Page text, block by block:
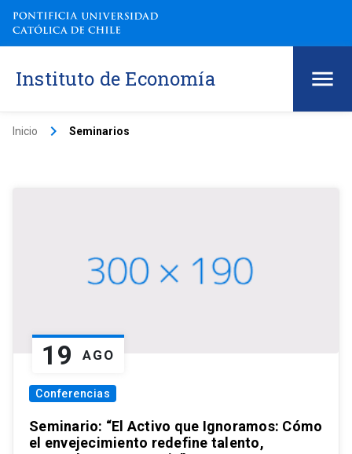
Instituto de Economía
Inicio keyboard_arrow_right Seminarios
19 AGO
Conferencias
Seminario: “El Activo que Ignoramos: Cómo
el envejecimiento redefine talento,